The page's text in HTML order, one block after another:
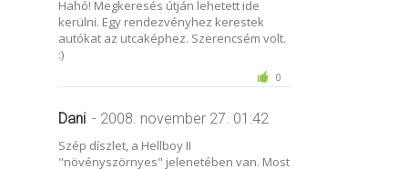
Hahó! Megkeresés útján lehetett ide
kerülni. Egy rendezvényhez kerestek
autókat az utcaképhez. Szerencsém volt.
:)
0
Dani - 2008. november 27. 01:42
Szép díszlet, a Hellboy II
"növényszörnyes" jelenetében van. Most